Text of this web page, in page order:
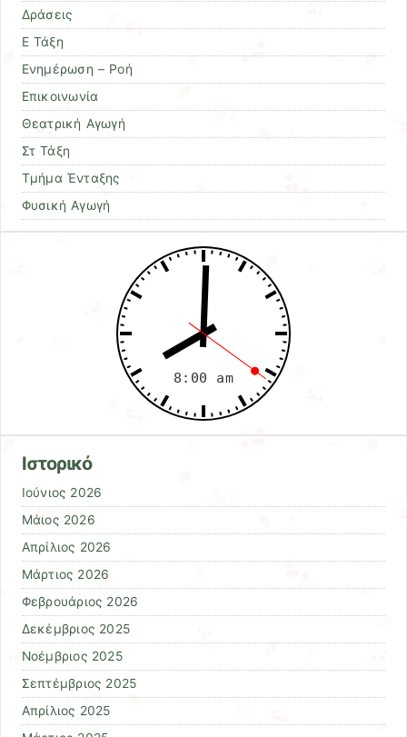
Δράσεις
Ε Τάξη
Ενημέρωση – Ροή
Επικοινωνία
Θεατρική Αγωγή
Στ Τάξη
Τμήμα Ένταξης
Φυσική Αγωγή
Ιστορικό
Ιούνιος 2026
Μάιος 2026
Απρίλιος 2026
Μάρτιος 2026
Φεβρουάριος 2026
Δεκέμβριος 2025
Νοέμβριος 2025
Σεπτέμβριος 2025
Απρίλιος 2025